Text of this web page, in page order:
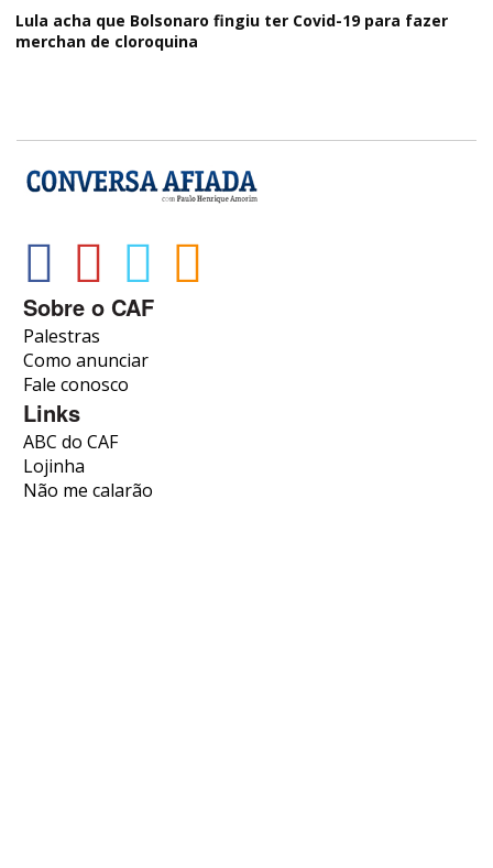
Lula acha que Bolsonaro fingiu ter Covid-19 para fazer
merchan de cloroquina
Sobre o CAF
Palestras
Como anunciar
Fale conosco
Links
ABC do CAF
Lojinha
Não me calarão